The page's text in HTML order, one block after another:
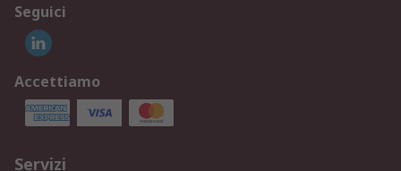
Seguici
Accettiamo
Servizi